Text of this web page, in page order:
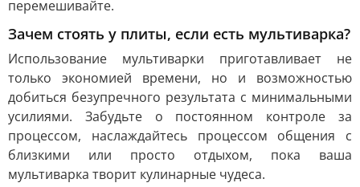
перемешивайте.
Зачем стоять у плиты, если есть мультиварка?
Использование мультиварки приготавливает не
только экономией времени, но и возможностью
добиться безупречного результата с минимальными
усилиями. Забудьте о постоянном контроле за
процессом, наслаждайтесь процессом общения с
близкими или просто отдыхом, пока ваша
мультиварка творит кулинарные чудеса.